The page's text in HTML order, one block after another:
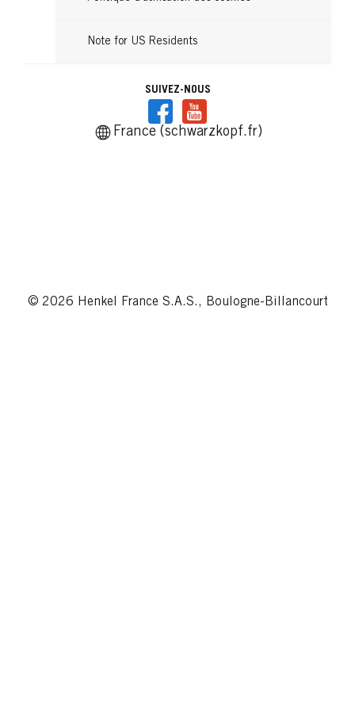
Note for US Residents
SUIVEZ-NOUS
France (schwarzkopf.fr)
© 2026 Henkel France S.A.S., Boulogne-Billancourt